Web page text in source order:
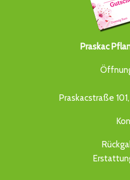
Praskac
Praskacstraße